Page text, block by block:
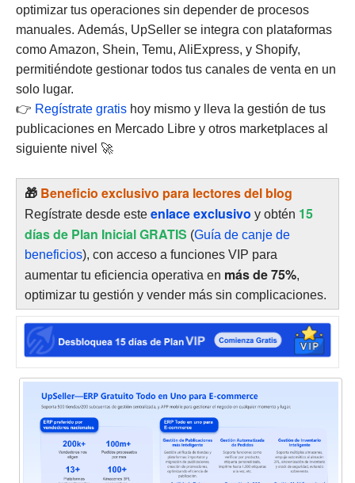
optimizar tus operaciones sin depender de procesos
manuales. Además, UpSeller se integra con plataformas
como Amazon, Shein, Temu, AliExpress, y Shopify,
permitiéndote gestionar todos tus canales de venta en un
solo lugar.
👉 Regístrate gratis hoy mismo y lleva la gestión de tus
publicaciones en Mercado Libre y otros marketplaces al
siguiente nivel 🚀
🎁 Beneficio exclusivo para lectores del blog
Regístrate desde este enlace exclusivo y obtén 15
días de Plan Inicial GRATIS (Guía de canje de
beneficios), con acceso a funciones VIP para
aumentar tu eficiencia operativa en más de 75%,
optimizar tu gestión y vender más sin complicaciones.